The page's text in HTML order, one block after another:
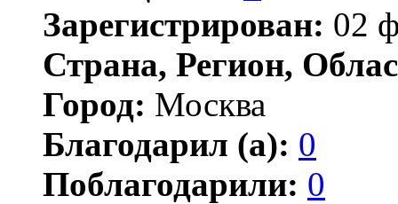
Зарегистрирован: 02
Страна, Регион,
Город: Москва
Благодарил (а): 0
Поблагодарили: 0